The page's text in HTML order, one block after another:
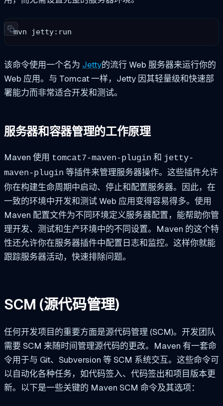
mvn jetty:run
该命令使用一个名为 Jetty的流行 Web 服务器来运行你的
Web 应用。与 Tomcat 一样，Jetty 因其轻量级和快速部
署能力而非常适合开发和测试。
服务器和容器管理的工作原理
Maven 使用 tomcat7-maven-plugin 和 jetty-
maven-plugin 等插件来管理服务器操作。这些插件允许
你在构建生命周期中启动、停止和配置服务器。因此，在
一致的环境中开发和测试 Web 应用变得容易得多。使用
Maven 配置文件为不同环境定义服务器配置，能帮助你管
理开发、测试和生产环境中的不同设置。Maven 的这个特
性还允许你在服务器插件中配置日志和监控。这样你就能
跟踪服务器活动，快速排除问题。
SCM (源代码管理)
任何开发项目的重要方面是源代码管理 (SCM)。开发团队
需要 SCM 来随时间管理源代码的更改。Maven 有一套命
令用于与 Git、Subversion 等 SCM 系统交互。这些命令可
以自动化各种任务，如代码签入、代码签出和项目版本更
新。以下是一些关键的 Maven SCM 命令及其选项：